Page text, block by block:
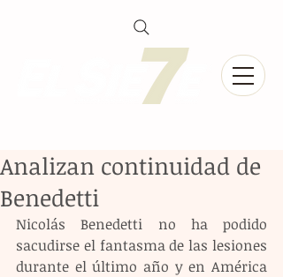
Analizan continuidad de
Benedetti
Nicolás Benedetti no ha podido
sacudirse el fantasma de las lesiones
durante el último año y en América